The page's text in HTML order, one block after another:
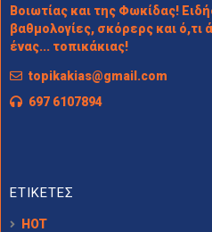
Βοιωτίας και της Φωκίδας!
βαθμολογίες, σκόρερς και ό,τι
ένας... τοπικάκιας!
topikakias@gmail.com
697 6107894
ΕΤΙΚΕΤΕΣ
HOT